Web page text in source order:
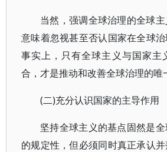
当然，强调全球治理的全球
意味着忽视甚至否认国家在全球治
事实上，只有全球主义与国家主
合，才是推动和改善全球治理的唯
(二)充分认识国家的主导作用
坚持全球主义的基点固然是
的规定性，但必须同时真正承认